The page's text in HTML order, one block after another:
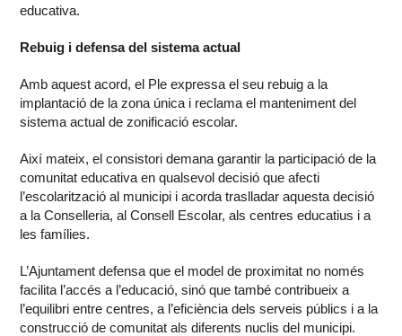
educativa.
Rebuig i defensa del sistema actual
Amb aquest acord, el Ple expressa el seu rebuig a la
implantació de la zona única i reclama el manteniment del
sistema actual de zonificació escolar.
Així mateix, el consistori demana garantir la participació de la
comunitat educativa en qualsevol decisió que afecti
l’escolarització al municipi i acorda traslladar aquesta decisió
a la Conselleria, al Consell Escolar, als centres educatius i a
les famílies.
L’Ajuntament defensa que el model de proximitat no només
facilita l’accés a l’educació, sinó que també contribueix a
l’equilibri entre centres, a l’eficiència dels serveis públics i a la
construcció de comunitat als diferents nuclis del municipi.